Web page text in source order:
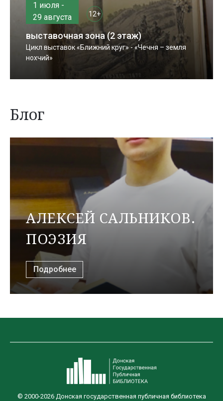
1 июля -
29 августа
12+
выставочная зона (2 этаж)
Цикл выставок «Ближний круг» - «Чечня – земля
нохчий»
Блог
АЛЕКСЕЙ САЛЬНИКОВ.
ПОЭЗИЯ
Подробнее
© 2000-2026 Донская государственная публичная библиотека